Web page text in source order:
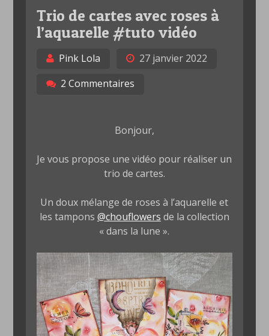
Trio de cartes avec roses à
l’aquarelle #tuto vidéo
Pink Lola
27 janvier 2022
2 Commentaires
Bonjour,
Je vous propose une vidéo pour réaliser un
trio de cartes.
Un doux mélange de roses à l’aquarelle et
les tampons @chouflowers de la collection
« dans la lune ».